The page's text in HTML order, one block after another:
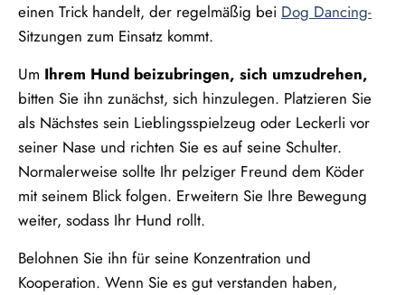
einen Trick handelt, der regelmäßig bei Dog Dancing-
Sitzungen zum Einsatz kommt.
Um Ihrem Hund beizubringen, sich umzudrehen,
bitten Sie ihn zunächst, sich hinzulegen. Platzieren Sie
als Nächstes sein Lieblingsspielzeug oder Leckerli vor
seiner Nase und richten Sie es auf seine Schulter.
Normalerweise sollte Ihr pelziger Freund dem Köder
mit seinem Blick folgen. Erweitern Sie Ihre Bewegung
weiter, sodass Ihr Hund rollt.
Belohnen Sie ihn für seine Konzentration und
Kooperation. Wenn Sie es gut verstanden haben,